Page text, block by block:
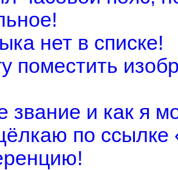
нет в списке!
поместить
звание и как я
по ссылке